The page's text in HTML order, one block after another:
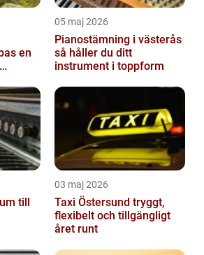
05 maj 2026
Pianostämning i västerås
så håller du ditt
instrument i toppform
03 maj 2026
Taxi Östersund tryggt,
flexibelt och tillgängligt
året runt